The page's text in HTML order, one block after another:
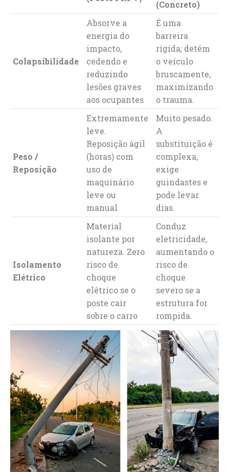
(Concreto)
Colapsibilidade
Absorve a
energia do
impacto,
cedendo e
reduzindo
lesões graves
aos ocupantes
É uma
barreira
rígida; detém
o veículo
bruscamente,
maximizando
o trauma.
Peso /
Reposição
Extremamente
leve.
Reposição ágil
(horas) com
uso de
maquinário
leve ou
manual
Muito pesado.
A
substituição é
complexa,
exige
guindastes e
pode levar
dias.
Isolamento
Elétrico
Material
isolante por
natureza. Zero
risco de
choque
elétrico se o
poste cair
sobre o carro
Conduz
eletricidade,
aumentando o
risco de
choque
severo se a
estrutura for
rompida.